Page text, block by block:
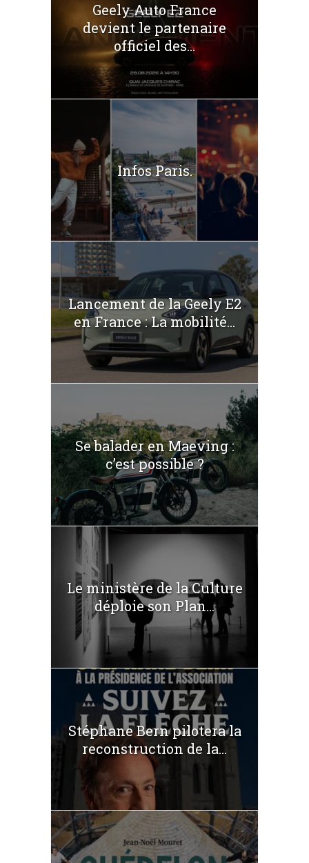
Geely Auto France
devient le partenaire
officiel des...
Infos Paris.
Lancement de la Geely E2
en France : La mobilité...
Se balader en Maeving :
c’est possible ?
Le ministère de la Culture
déploie son Plan...
Stéphane Bern pilotera la
reconstruction de la...